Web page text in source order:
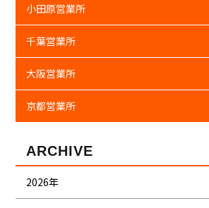
小田原営業所
千葉営業所
大阪営業所
京都営業所
ARCHIVE
2026年